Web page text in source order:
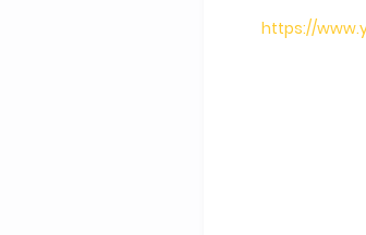
https://